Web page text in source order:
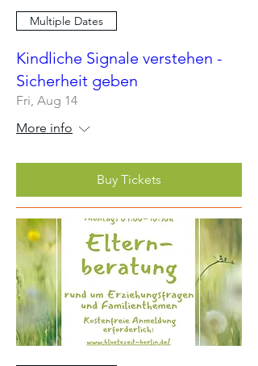
Multiple Dates
Kindliche Signale verstehen -
Sicherheit geben
Fri, Aug 14
More info
Buy Tickets